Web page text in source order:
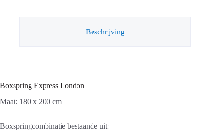
Beschrijving
Boxspring Express London
Maat: 180 x 200 cm
Boxspringcombinatie bestaande uit: